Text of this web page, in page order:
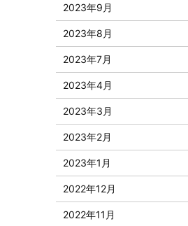
2023年9月
2023年8月
2023年7月
2023年4月
2023年3月
2023年2月
2023年1月
2022年12月
2022年11月